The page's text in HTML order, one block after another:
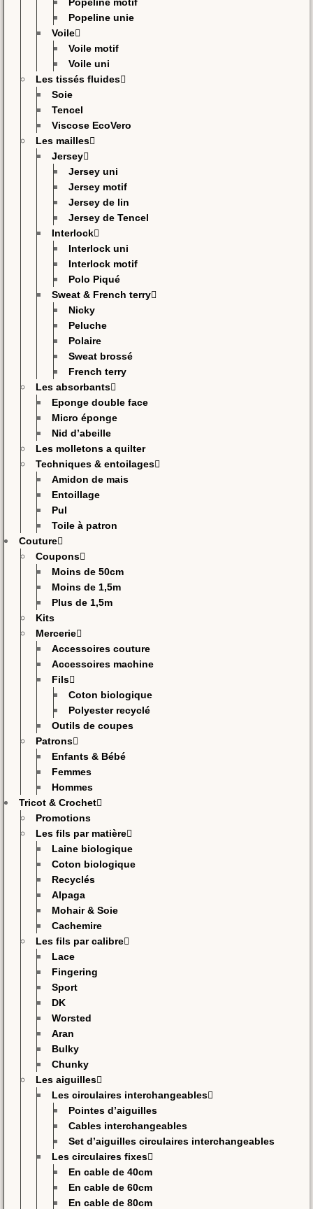
Popeline unie
Voile
Voile motif
Voile uni
Les tissés fluides
Soie
Tencel
Viscose EcoVero
Les mailles
Jersey
Jersey uni
Jersey motif
Jersey de lin
Jersey de Tencel
Interlock
Interlock uni
Interlock motif
Polo Piqué
Sweat & French terry
Nicky
Peluche
Polaire
Sweat brossé
French terry
Les absorbants
Eponge double face
Micro éponge
Nid d’abeille
Les molletons a quilter
Techniques & entoilages
Amidon de mais
Entoillage
Pul
Toile à patron
Couture
Coupons
Moins de 50cm
Moins de 1,5m
Plus de 1,5m
Kits
Mercerie
Accessoires couture
Accessoires machine
Fils
Coton biologique
Polyester recyclé
Outils de coupes
Patrons
Enfants & Bébé
Femmes
Hommes
Tricot & Crochet
Promotions
Les fils par matière
Laine biologique
Coton biologique
Recyclés
Alpaga
Mohair & Soie
Cachemire
Les fils par calibre
Lace
Fingering
Sport
DK
Worsted
Aran
Bulky
Chunky
Les aiguilles
Les circulaires interchangeables
Pointes d’aiguilles
Cables interchangeables
Set d’aiguilles circulaires interchangeables
Les circulaires fixes
En cable de 40cm
En cable de 60cm
En cable de 80cm